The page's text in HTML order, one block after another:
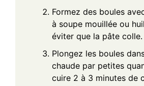
Formez des boules
à soupe mouillée ou
éviter que la pâte colle.
Plongez les boules
chaude par petites
cuire 2 à 3 minutes de